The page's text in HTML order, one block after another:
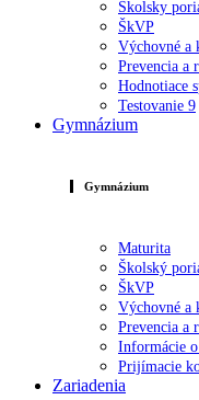
Školsky
ŠkVP
Výchovné a
Prevencia a
Hodnotiace
Testovanie 9
Gymnázium
Gymnázium
Maturita
Školský
ŠkVP
Výchovné a
Prevencia a
Informácie
Prijímacie
Zariadenia